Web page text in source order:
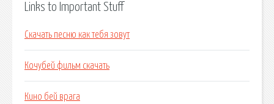
Links to Important Stuff
Скачать песню как тебя зовут
Кочубей фильм скачать
Кино бей врага